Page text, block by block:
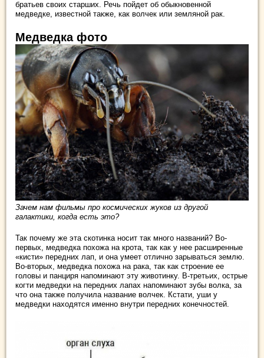
братьев своих старших. Речь пойдет об обыкновенной
медведке, известной также, как волчек или земляной рак.
Медведка фото
Зачем нам фильмы про космических жуков из другой
галактики, когда есть это?
Так почему же эта скотинка носит так много названий? Во-
первых, медведка похожа на крота, так как у нее расширенные
«кисти» передних лап, и она умеет отлично зарываться землю.
Во-вторых, медведка похожа на рака, так как строение ее
головы и панциря напоминают эту животинку. В-третьих, острые
когти медведки на передних лапах напоминают зубы волка, за
что она также получила название волчек. Кстати, уши у
медведки находятся именно внутри передних конечностей.